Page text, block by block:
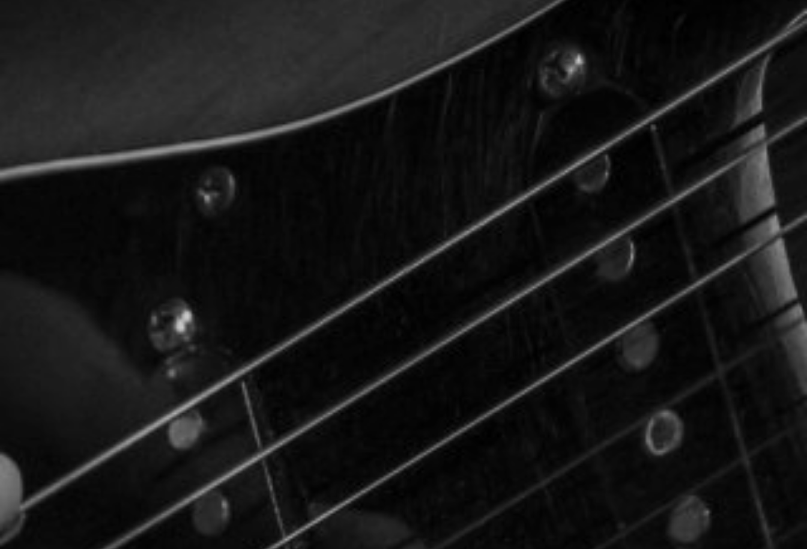
TOCA CON NOSOTROS
QUIÉNES SOMOS
NUESTRA HISTORIA RIDER TÉCNICO GALERÍA DE IMÁGENES
06 CONTACTO